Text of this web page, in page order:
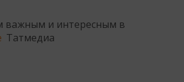
важным и интересным в
Татмедиа